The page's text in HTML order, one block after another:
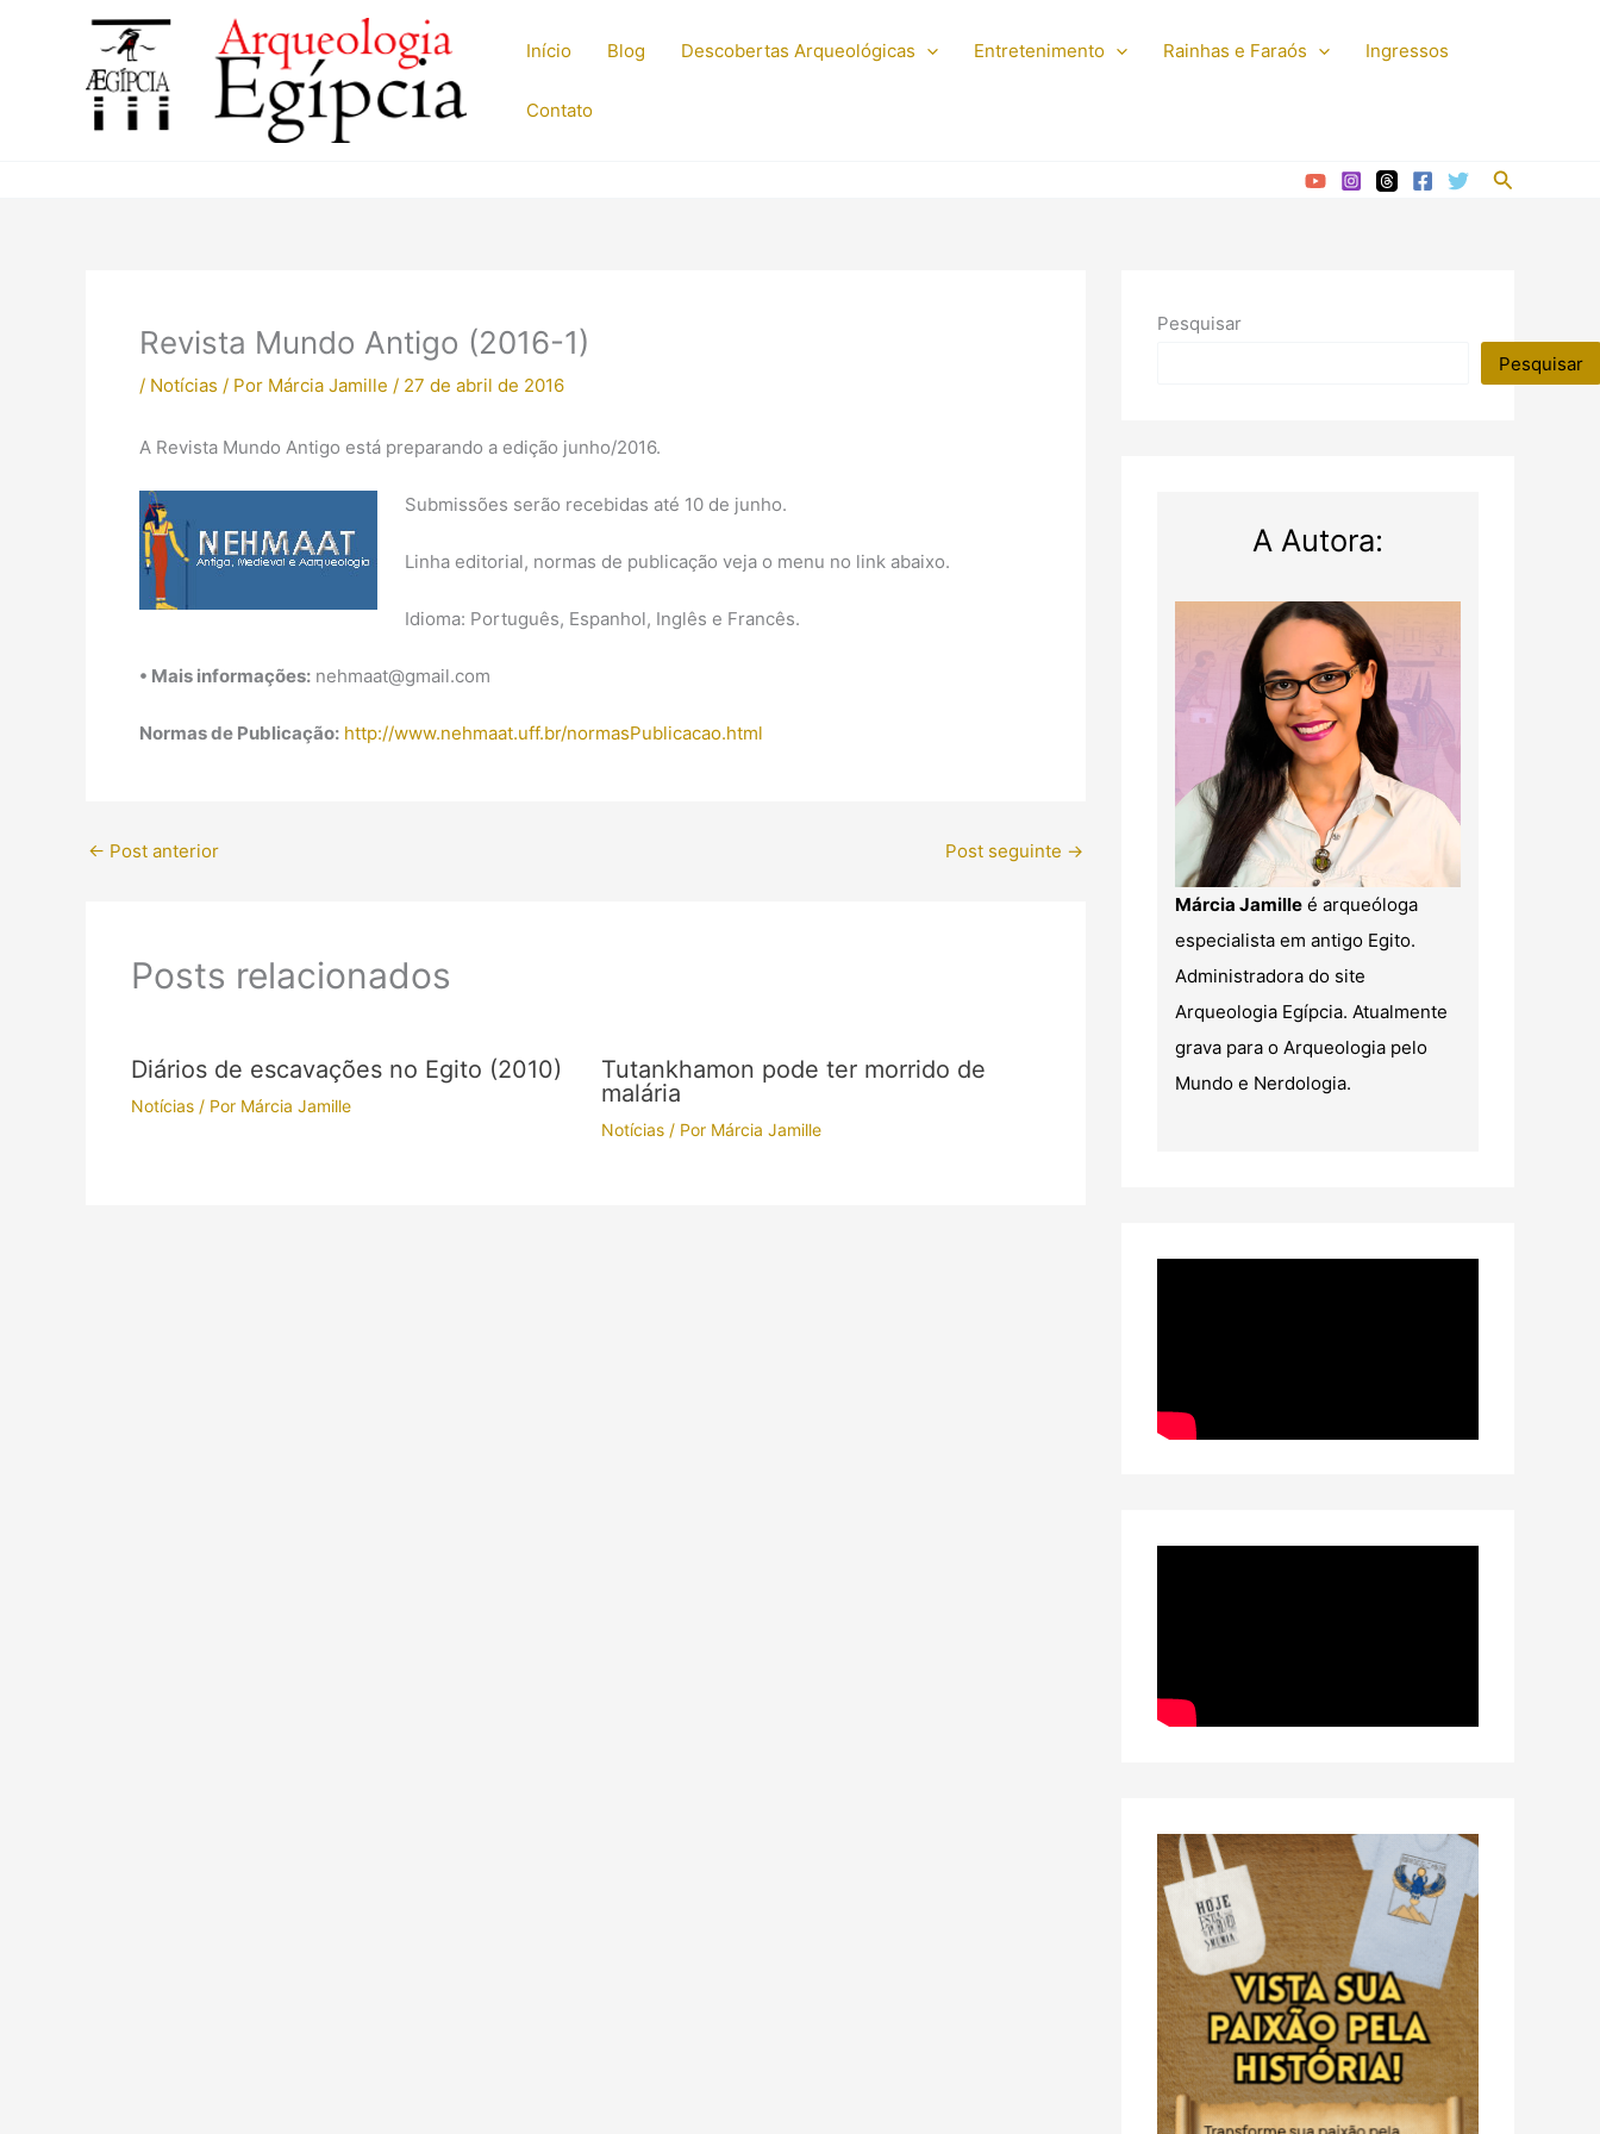
Início Blog Descobertas Arqueológicas Entretenimento Rainhas e Faraós Ingressos
Contato
Pesquisar
Revista Mundo Antigo (2016-1)
/ Notícias / Por Márcia Jamille / 27 de abril de 2016
A Revista Mundo Antigo está preparando a edição junho/2016.
Submissões serão recebidas até 10 de junho.
Linha editorial, normas de publicação veja o menu no link abaixo.
Idioma: Português, Espanhol, Inglês e Francês.
• Mais informações: nehmaat@gmail.com
Normas de Publicação: http://www.nehmaat.uff.br/normasPublicacao.html
← Post anterior Post seguinte →
Posts relacionados
Diários de escavações no Egito (2010)
Notícias/ Por Márcia Jamille
Tutankhamon pode ter morrido de
malária
Notícias/ Por Márcia Jamille
Pesquisar
Pesquisar
A Autora:
Márcia Jamille é arqueóloga
especialista em antigo Egito.
Administradora do site
Arqueologia Egípcia. Atualmente
grava para o Arqueologia pelo
Mundo e Nerdologia.